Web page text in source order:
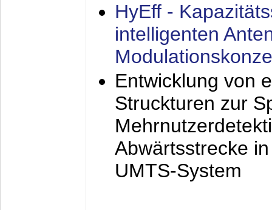
HyEff -
intelligenten
Entwicklung von
Struckturen zur
Abwärtsstrecke
UMTS-System